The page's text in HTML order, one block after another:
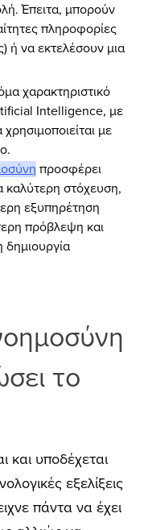
Έπειτα, μπορούν
πληροφορίες
ή να εκτελέσουν μια
χαρακτηριστικό
Intelligence, με
με
προσφέρει
καλύτερη στόχευση,
εξυπηρέτηση
πρόβλεψη και
το
υποδέχεται
εξελίξεις
πάντα να έχει